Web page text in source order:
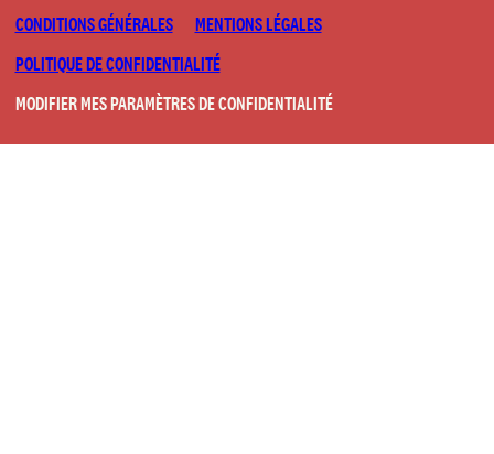
CONDITIONS GÉNÉRALES
MENTIONS LÉGALES
POLITIQUE DE CONFIDENTIALITÉ
MODIFIER MES PARAMÈTRES DE CONFIDENTIALITÉ